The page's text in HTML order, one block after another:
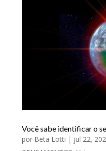
Você sabe identificar o
por Beta Lotti | jul 22,